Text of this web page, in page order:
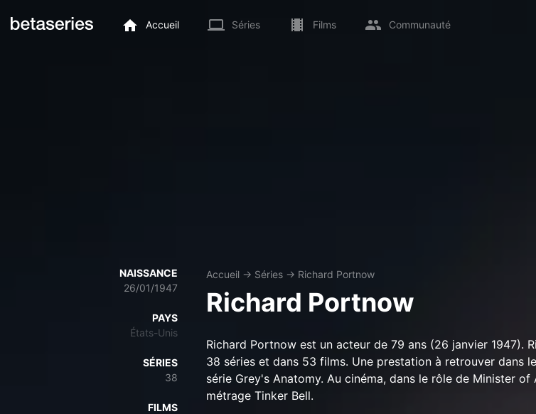
Accueil Séries Films Communauté
NAISSANCE
26/01/1947
PAYS
États-Unis
SÉRIES
38
FILMS
Accueil → Séries → Richard Portnow
Richard Portnow
Richard Portnow est un acteur de 79 ans (26 janvier 1947).
38 séries et dans 53 films. Une prestation à retrouver dans
série Grey's Anatomy. Au cinéma, dans le rôle de Minister
métrage Tinker Bell.